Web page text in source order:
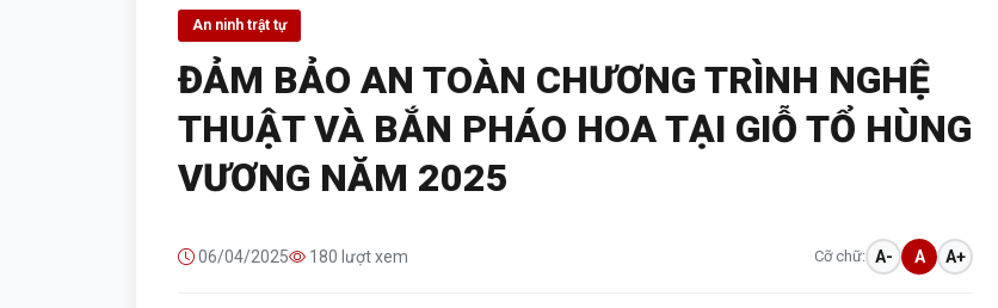
An ninh trật tự
ĐẢM BẢO AN TOÀN CHƯƠNG TRÌNH NGHỆ
THUẬT VÀ BẮN PHÁO HOA TẠI GIỖ TỔ HÙNG
VƯƠNG NĂM 2025
06/04/2025 180 lượt xem Cỡ chữ: A- A A+